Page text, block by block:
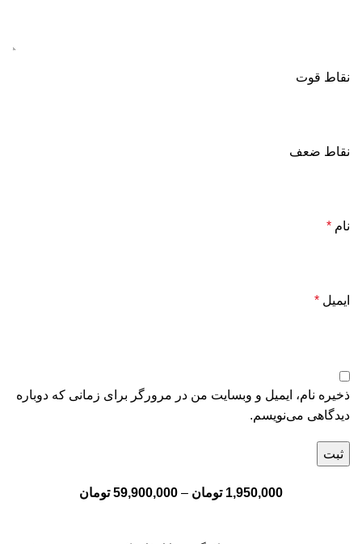
نقاط قوت
نقاط ضعف
نام *
ایمیل *
ذخیره نام، ایمیل و وبسایت من در مرورگر برای زمانی که دوباره
دیدگاهی می‌نویسم.
1,950,000 تومان –
59,900,000 تومان